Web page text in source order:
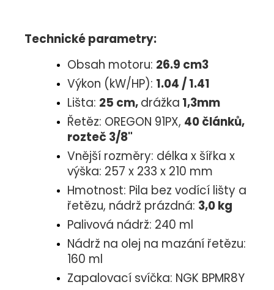
Technické parametry:
Obsah motoru: 26.9 cm3
Výkon (kW/HP): 1.04 / 1.41
Lišta: 25 cm,drážka 1,3mm
Řetěz: OREGON 91PX, 40 článků,
rozteč 3/8"
Vnější rozměry: délka x šířka x
výška: 257 x 233 x 210 mm
Hmotnost: Pila bez vodící lišty a
řetězu, nádrž prázdná: 3,0 kg
Palivová nádrž: 240 ml
Nádrž na olej na mazání řetězu:
160 ml
Zapalovací svíčka: NGK BPMR8Y